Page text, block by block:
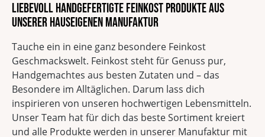
Liebevoll handgefertigte Feinkost Produkte aus
unserer hauseigenen Manufaktur
Tauche ein in eine ganz besondere Feinkost
Geschmackswelt. Feinkost steht für Genuss pur,
Handgemachtes aus besten Zutaten und – das
Besondere im Alltäglichen. Darum lass dich
inspirieren von unseren hochwertigen Lebensmitteln.
Unser Team hat für dich das beste Sortiment kreiert
und alle Produkte werden in unserer Manufaktur mit